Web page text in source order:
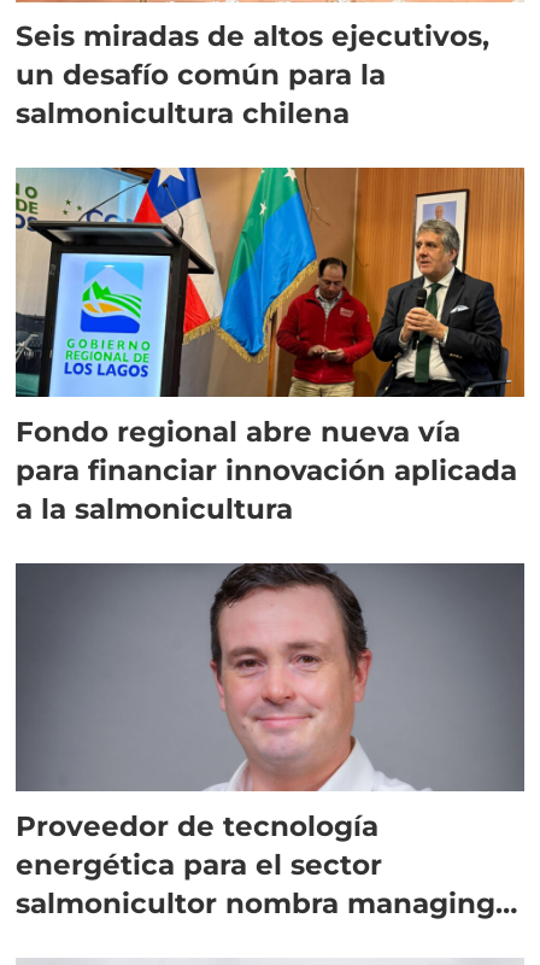
Seis miradas de altos ejecutivos,
un desafío común para la
salmonicultura chilena
Fondo regional abre nueva vía
para financiar innovación aplicada
a la salmonicultura
Proveedor de tecnología
energética para el sector
salmonicultor nombra managing